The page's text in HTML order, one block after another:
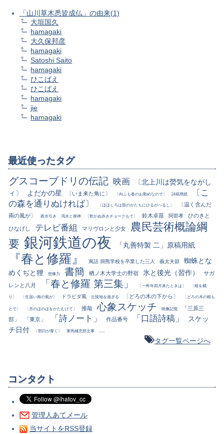
「山川草木悉皆成仏」の由来(1)
大垣国久
hamagaki
大久保邦彦
hamagaki
Satoshi Saito
hamagaki
ひこばえ
ひこばえ
hamagaki
jie
hamagaki
最近使ったタグ
グスコーブドリの伝記 映画
〔北上川は熒気をながし
ィ〕
よだかの星 〔いま来た角に〕 〔向ふも春のお勤めなので〕 詩稿用紙
〔こ
の森を通りぬければ〕
〔ほほじろは鼓のかたちにひるがへるし〕
〔温く含んだ
南の風が〕
夜水引き 渇水と座禅 〔乾かぬ赤きチョークもて〕 鈴木卓苗 阿部孝 ひのきと
ひなげし テレビ番組 マリヴロンと少女
農民芸術概論綱
要 銀河鉄道の夜 「丸善特製 二」原稿用紙
『春と修羅』 寓話 洞熊学校を卒業した三人 義太夫節
蜘蛛とな
めくぢと狸
想像力 書簡 楢ノ木大学士の野宿 氷と後光（習作）
サガ
レンと八月
「春と修羅 第三集」 〔一昨年四月来たときは〕 〔根を截
り〕 〔生温い南の風が〕 ドラビダ風 丘陵地を過ぎる 〔どろの木の下から〕 〔どろの木の根も
とで〕 〔月のほのほをかたむけて〕 推敲 心象スケッチ 映像記憶
「三原三
部」
「東京」 「詩ノート」 作品番号 「口語詩稿」
スケッ
チ日付
〔朝日が青く〕 軍馬補充部主事
タグ一覧ページへ
コンタクト
管理人あてメール
当サイトをRSS登録